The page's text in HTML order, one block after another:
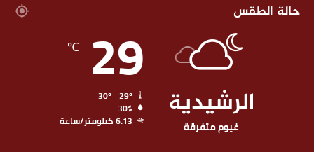
حالة الطقس
الرشيدية
غيوم متفرقة
29
℃
30%
6.13 كيلومتر/ساعة